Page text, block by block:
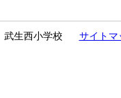
生西小学校 サイトマ